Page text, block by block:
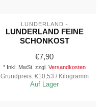
LUNDERLAND -
LUNDERLAND FEINE
SCHONKOST
€7,90
* Inkl. MwSt. zzgl. Versandkosten
Grundpreis: €10,53 / Kilogramm
Auf Lager